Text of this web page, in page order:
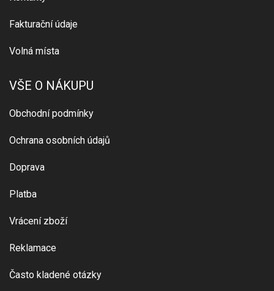
Fakturační údaje
Volná místa
VŠE O NÁKUPU
Obchodní podmínky
Ochrana osobních údajů
Doprava
Platba
Vrácení zboží
Reklamace
Často kladené otázky